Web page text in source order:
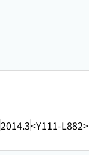
2014.3<Y111-L882>